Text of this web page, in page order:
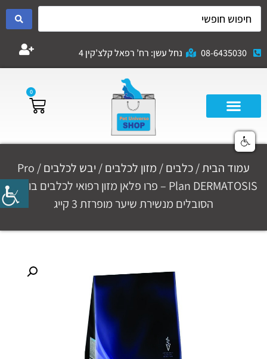
08-6435030 נחל עשן: רח’ רפאל קלצ’קין 4
0
עמוד הבית/כלבים/ מזון לכלבים/ יבש לכלבים
/ Pro
Plan DERMATOSIS – פרו פלאן מזון רפואי לכלבים בוגרים
הסובלים מנשירת שיער מופרזת 3 קייג